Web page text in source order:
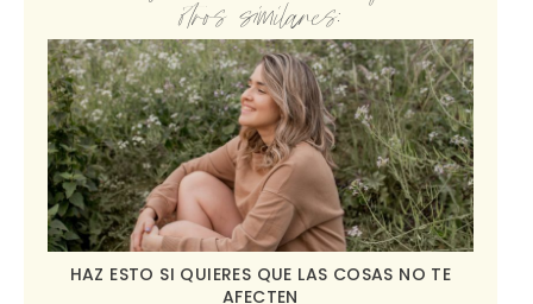
otros similares:
HAZ ESTO SI QUIERES QUE LAS COSAS NO TE
AFECTEN